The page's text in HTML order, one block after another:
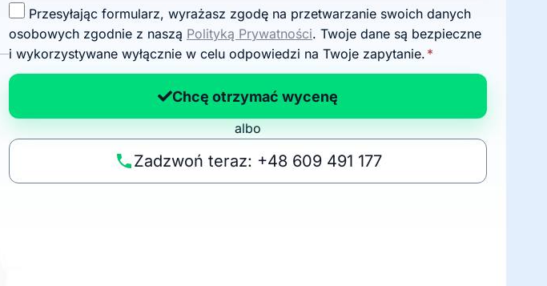
g
o
d
n
p
o
osobowych zgodnie z naszą Polityką Prywatności. Twoje dane są bezpieczne
i wykorzystywane wyłącznie w celu odpowiedzi na Twoje zapytanie. *
Chcę otrzymać wycenę
albo
Zadzwoń teraz: +48 609 491 177